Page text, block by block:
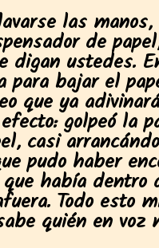
las manos,
de
digan ustedes.
para bajar el
que ya
golpeó la
casi
pudo haber
había dentro
Todo esto
quién en voz